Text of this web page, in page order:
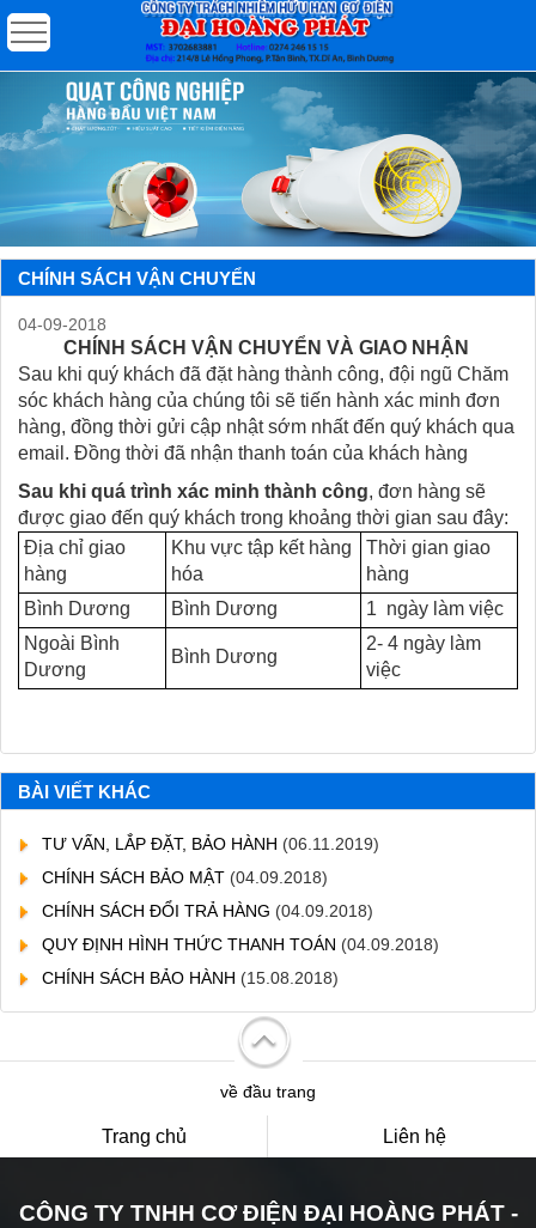
CHÍNH SÁCH VẬN CHUYỂN
04-09-2018
CHÍNH SÁCH VẬN CHUYỂN VÀ GIAO NHẬN
Sau khi quý khách đã đặt hàng thành công, đội ngũ Chăm
sóc khách hàng của chúng tôi sẽ tiến hành xác minh đơn
hàng, đồng thời gửi cập nhật sớm nhất đến quý khách qua
email. Đồng thời đã nhận thanh toán của khách hàng
Sau khi quá trình xác minh thành công, đơn hàng sẽ
được giao đến quý khách trong khoảng thời gian sau đây:
Địa chỉ giao
hàng
Khu vực tập kết hàng
hóa
Thời gian giao
hàng
Bình Dương
Bình Dương
1 ngày làm việc
Ngoài Bình
Dương
Bình Dương
2- 4 ngày làm
việc
BÀI VIẾT KHÁC
TƯ VẤN, LẮP ĐẶT, BẢO HÀNH (06.11.2019)
CHÍNH SÁCH BẢO MẬT (04.09.2018)
CHÍNH SÁCH ĐỔI TRẢ HÀNG (04.09.2018)
QUY ĐỊNH HÌNH THỨC THANH TOÁN (04.09.2018)
CHÍNH SÁCH BẢO HÀNH (15.08.2018)
về đầu trang
Trang chủ Liên hệ
CÔNG TY TNHH CƠ ĐIỆN ĐẠI HOÀNG PHÁT -